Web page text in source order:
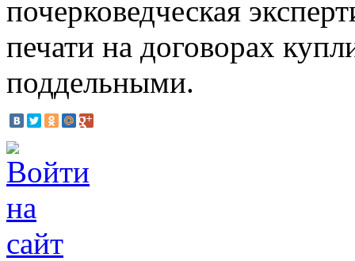
почерковедческая
печати на договорах
поддельными.